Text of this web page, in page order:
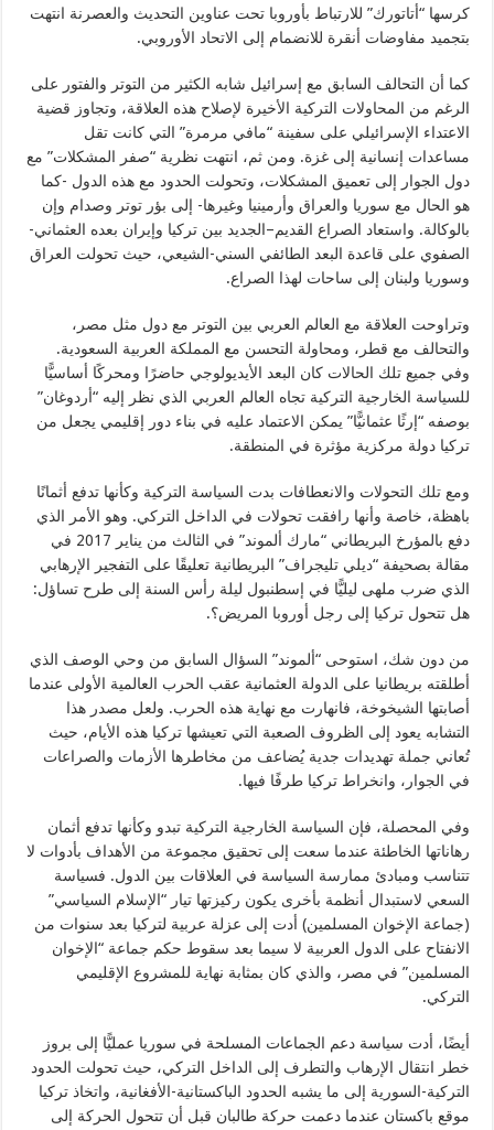
كرسها “أتاتورك” للارتباط بأوروبا تحت عناوين التحديث والعصرنة انتهت
بتجميد مفاوضات أنقرة للانضمام إلى الاتحاد الأوروبي.
كما أن التحالف السابق مع إسرائيل شابه الكثير من التوتر والفتور على
الرغم من المحاولات التركية الأخيرة لإصلاح هذه العلاقة، وتجاوز قضية
الاعتداء الإسرائيلي على سفينة “مافي مرمرة” التي كانت تقل
مساعدات إنسانية إلى غزة. ومن ثم، انتهت نظرية “صفر المشكلات” مع
دول الجوار إلى تعميق المشكلات، وتحولت الحدود مع هذه الدول -كما
هو الحال مع سوريا والعراق وأرمينيا وغيرها- إلى بؤر توتر وصدام وإن
بالوكالة. واستعاد الصراع القديم–الجديد بين تركيا وإيران بعده العثماني-
الصفوي على قاعدة البعد الطائفي السني-الشيعي، حيث تحولت العراق
وسوريا ولبنان إلى ساحات لهذا الصراع.
وتراوحت العلاقة مع العالم العربي بين التوتر مع دول مثل مصر،
والتحالف مع قطر، ومحاولة التحسن مع المملكة العربية السعودية.
وفي جميع تلك الحالات كان البعد الأيديولوجي حاضرًا ومحركًا أساسيًّا
للسياسة الخارجية التركية تجاه العالم العربي الذي نظر إليه “أردوغان”
بوصفه “إرثًا عثمانيًّا” يمكن الاعتماد عليه في بناء دور إقليمي يجعل من
تركيا دولة مركزية مؤثرة في المنطقة.
ومع تلك التحولات والانعطافات بدت السياسة التركية وكأنها تدفع أثمانًا
باهظة، خاصة وأنها رافقت تحولات في الداخل التركي. وهو الأمر الذي
دفع بالمؤرخ البريطاني “مارك ألموند” في الثالث من يناير 2017 في
مقالة بصحيفة “ديلي تليجراف” البريطانية تعليقًا على التفجير الإرهابي
الذي ضرب ملهى ليليًّا في إسطنبول ليلة رأس السنة إلى طرح تساؤل:
هل تتحول تركيا إلى رجل أوروبا المريض؟.
من دون شك، استوحى “ألموند” السؤال السابق من وحي الوصف الذي
أطلقته بريطانيا على الدولة العثمانية عقب الحرب العالمية الأولى عندما
أصابتها الشيخوخة، فانهارت مع نهاية هذه الحرب. ولعل مصدر هذا
التشابه يعود إلى الظروف الصعبة التي تعيشها تركيا هذه الأيام، حيث
تُعاني جملة تهديدات جدية يُضاعف من مخاطرها الأزمات والصراعات
في الجوار، وانخراط تركيا طرفًا فيها.
وفي المحصلة، فإن السياسة الخارجية التركية تبدو وكأنها تدفع أثمان
رهاناتها الخاطئة عندما سعت إلى تحقيق مجموعة من الأهداف بأدوات لا
تتناسب ومبادئ ممارسة السياسة في العلاقات بين الدول. فسياسة
السعي لاستبدال أنظمة بأخرى يكون ركيزتها تيار “الإسلام السياسي”
(جماعة الإخوان المسلمين) أدت إلى عزلة عربية لتركيا بعد سنوات من
الانفتاح على الدول العربية لا سيما بعد سقوط حكم جماعة “الإخوان
المسلمين” في مصر، والذي كان بمثابة نهاية للمشروع الإقليمي
التركي.
أيضًا، أدت سياسة دعم الجماعات المسلحة في سوريا عمليًّا إلى بروز
خطر انتقال الإرهاب والتطرف إلى الداخل التركي، حيث تحولت الحدود
التركية-السورية إلى ما يشبه الحدود الباكستانية-الأفغانية، واتخاذ تركيا
موقع باكستان عندما دعمت حركة طالبان قبل أن تتحول الحركة إلى